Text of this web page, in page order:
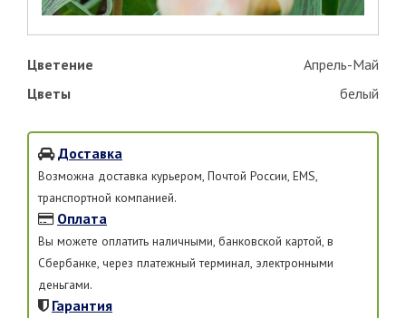
Цветение
Апрель-Май
Цветы
белый
Доставка
Возможна доставка курьером, Почтой России, EMS,
транспортной компанией.
Оплата
Вы можете оплатить наличными, банковской картой, в
Сбербанке, через платежный терминал, электронными
деньгами.
Гарантия